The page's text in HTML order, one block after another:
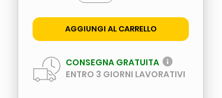
AGGIUNGI AL CARRELLO
CONSEGNA GRATUITA
ENTRO 3 GIORNI LAVORATIVI